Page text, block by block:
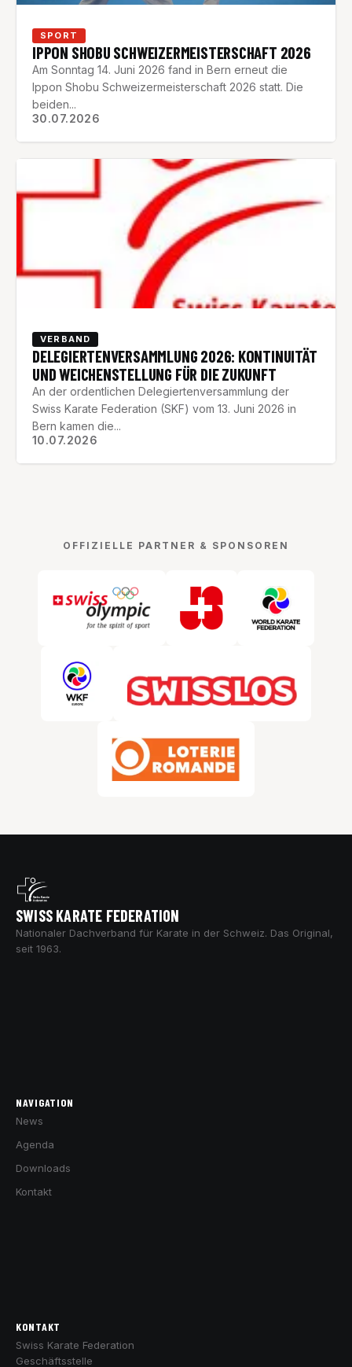
SPORT
30.07.2026
IPPON SHOBU SCHWEIZERMEISTERSCHAFT 2026
Am Sonntag 14. Juni 2026 fand in Bern erneut die
Ippon Shobu Schweizermeisterschaft 2026 statt. Die
beiden...
VERBAND
10.07.2026
DELEGIERTENVERSAMMLUNG 2026: KONTINUITÄT
UND WEICHENSTELLUNG FÜR DIE ZUKUNFT
An der ordentlichen Delegiertenversammlung der
Swiss Karate Federation (SKF) vom 13. Juni 2026 in
Bern kamen die...
OFFIZIELLE PARTNER & SPONSOREN
SWISS KARATE FEDERATION
Nationaler Dachverband für Karate in der Schweiz. Das Original,
seit 1963.
NAVIGATION
News
Agenda
Downloads
Kontakt
KONTAKT
Swiss Karate Federation
Geschäftsstelle